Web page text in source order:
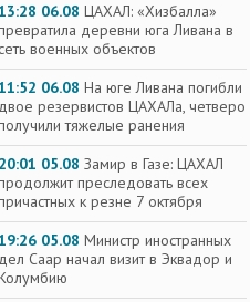
06.08 ЦАХАЛ: «Хизбалла»
деревни юга Ливана в
военных объектов
06.08 На юге Ливана погибли
двое резервистов ЦАХАЛа, четверо
тяжелые ранения
20:01 05.08 Замир в Газе: ЦАХАЛ
преследовать всех
к резне 7 октября
05.08 Министр иностранных
дел Саар начал визит в Эквадор и